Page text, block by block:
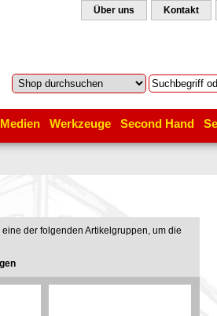
Über uns Kontakt
Medien Werkzeuge Second Hand
der folgenden Artikelgruppen, um die